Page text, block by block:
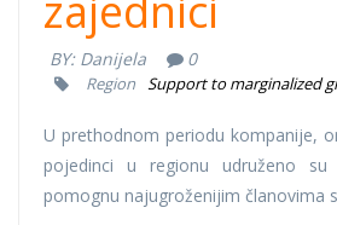
BY: Danijela 0
Region Support to marginalized
U prethodnom periodu kompanije,
pojedinci u regionu udruženo
pomognu najugroženijim članovima